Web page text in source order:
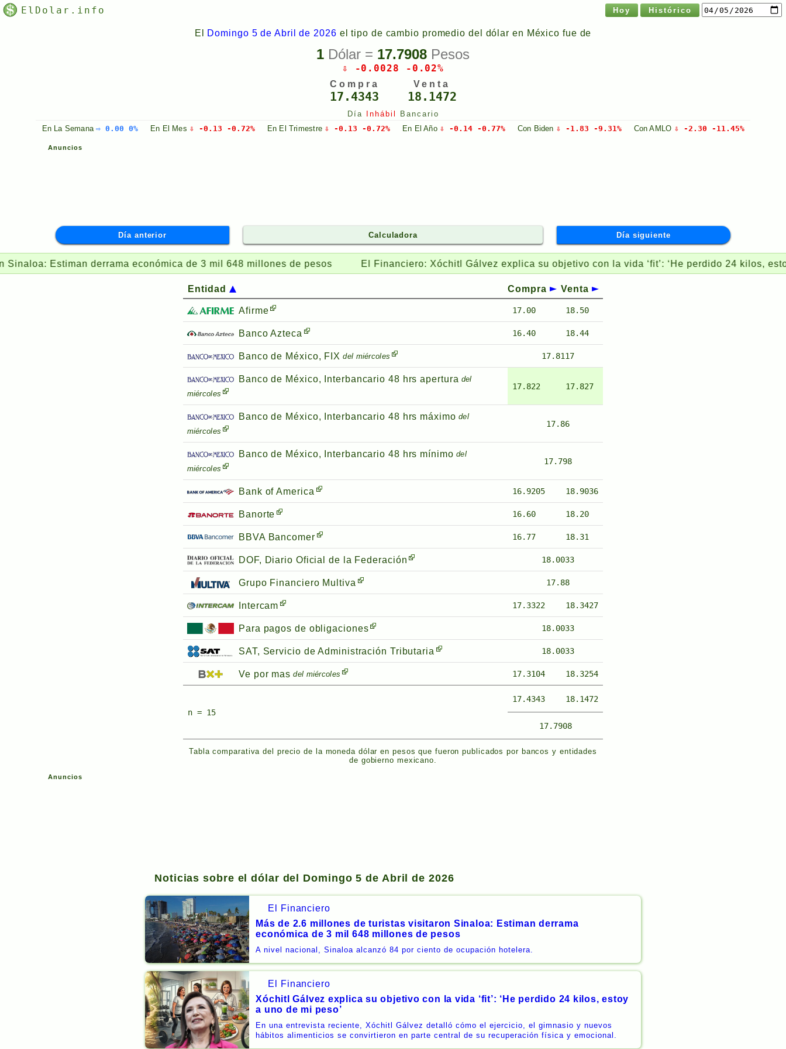
ElDolar.info Hoy Histórico
El Domingo 5 de Abril de 2026 el tipo de cambio promedio del dólar en México fue de
1 Dólar = 17.7908 Pesos
⇩ -0.0028 -0.02%
Compra
17.4343
Venta
18.1472
Día Inhábil
Bancario
En La Semana ⇨ 0.00 0% En El Mes ⇩ -0.13 -0.72% En ElTrimestre ⇩ -0.13 -0.72% En ElAño ⇩ -0.14 -0.77% Con Biden ⇩ -1.83 -9.31% ConAMLO ⇩ -2.30 -11.45%
Anuncios
Día anterior Calculadora Día siguiente
Estiman derrama económica de 3 mil 648 millones de pesos El Financiero:Xóchitl Gálvez explica su objetivo con la vida ‘fit’: ‘He perdido 24 kilos, estoy a
Tabla comparativa del precio de la moneda dólar en pesos que fueron publicados por bancos y entidades
de gobierno mexicano.
Entidad Compra Venta
Afirme 17.00 18.50
Banco Azteca 16.40 18.44
Banco de México, FIX del miércoles 17.8117
Banco de México, Interbancario 48 hrs apertura del
miércoles
17.822 17.827
Banco de México, Interbancario 48 hrs máximo del
miércoles
17.86
Banco de México, Interbancario 48 hrs mínimo del
miércoles
17.798
Bank of America 16.9205 18.9036
Banorte 16.60 18.20
BBVA Bancomer 16.77 18.31
DOF, Diario Oficial de la Federación 18.0033
Grupo Financiero Multiva 17.88
Intercam 17.3322 18.3427
Para pagos de obligaciones 18.0033
SAT, Servicio de Administración Tributaria 18.0033
Ve por mas del miércoles 17.3104 18.3254
n = 15
17.4343 18.1472
17.7908
Anuncios
Noticias sobre el dólar del Domingo 5 de Abril de 2026
El Financiero
Más de 2.6 millones de turistas visitaron Sinaloa: Estiman derrama
económica de 3 mil 648 millones de pesos
A nivel nacional, Sinaloa alcanzó 84 por ciento de ocupación hotelera.
El Financiero
Xóchitl Gálvez explica su objetivo con la vida ‘fit’: ‘He perdido 24 kilos, estoy
a uno de mi peso’
En una entrevista reciente, Xóchitl Gálvez detalló cómo el ejercicio, el gimnasio y nuevos
hábitos alimenticios se convirtieron en parte central de su recuperación física y emocional.